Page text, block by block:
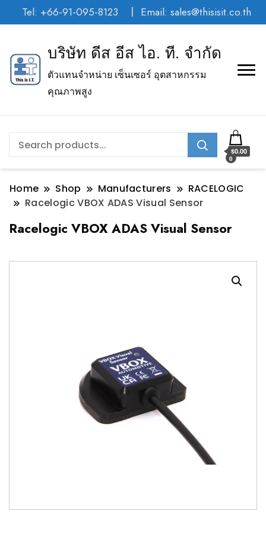
Tel: +66-91-095-8123 Email: sales@thisisit.co.th
บริษัท ดีส อีส ไอ. ที. จำกัด
ตัวแทนจำหน่าย เซ็นเซอร์ อุตสาหกรรม
คุณภาพสูง
0
$0.00
Home Shop Manufacturers
RACELOGIC
Racelogic VBOX ADAS Visual Sensor
Racelogic VBOX ADAS Visual Sensor